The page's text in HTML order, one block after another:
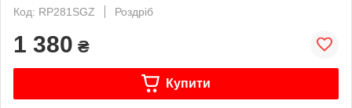
Код: RP281SGZ
Роздріб
1 380 ₴
Купити